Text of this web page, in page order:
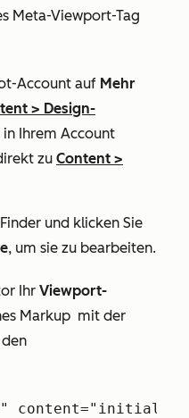
Meta-Viewport-Tag
Account auf Mehr
> Design-
in Ihrem Account
zu Content >
und klicken Sie
, um sie zu bearbeiten.
Ihr Viewport-
Markup mit der
content="initial-